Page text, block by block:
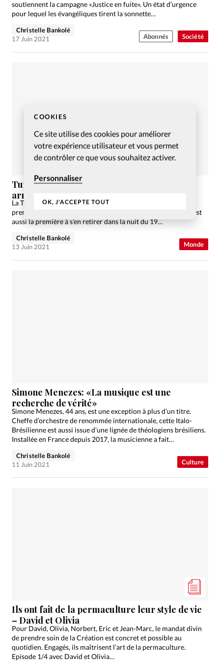
COOKIES
Ce site utilise des cookies pour améliorer
votre expérience utilisateur et vous permet
de contrôler ce que vous souhaitez activer.
Personnaliser
OK, J'ACCEPTE TOUT
Société
soutiennent la campagne «Justice en fuite». Un état d’urgence
pour lequel les évangéliques tirent la sonnette…
Christelle Bankolé
17 Juin 2021
Abonnés
Monde
Turquie: le droit des femmes fait un pas en
arrière
La Turquie n’en est plus à un coup d’éclat. Celle qui fut la
première à ratifier la convention d’Istanbul le 14 mars 2012 est
aussi la première à s’en retirer dans la nuit du 19…
Christelle Bankolé
13 Juin 2021
Culture
Simone Menezes: «La musique est une
recherche de vérité»
Simone Menezes, 44 ans, est une exception à plus d’un titre.
Cheffe d’orchestre de renommée internationale, cette Italo-
Brésilienne est aussi issue d’une lignée de théologiens brésiliens.
Installée en France depuis 2017, la musicienne a fait…
Christelle Bankolé
11 Juin 2021
Ils ont fait de la permaculture leur style de vie
– David et Olivia
Pour David, Olivia, Norbert, Eric et Jean-Marc, le mandat divin
de prendre soin de la Création est concret et possible au
quotidien. Engagés, ils maîtrisent l’art de la permaculture.
Episode 1/4 avec David et Olivia…